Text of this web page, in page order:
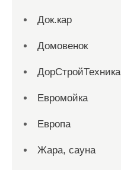
Док.кар
Домовенок
ДорСтройТехника
Евромойка
Европа
Жара, сауна